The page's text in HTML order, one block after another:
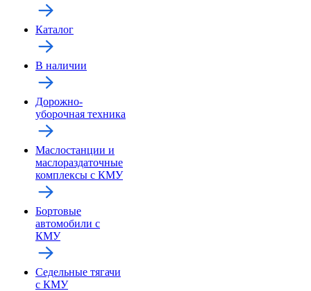
Каталог
В наличии
Дорожно-
уборочная техника
Маслостанции и
маслораздаточные
комплексы с КМУ
Бортовые
автомобили с
КМУ
Седельные тягачи
с КМУ